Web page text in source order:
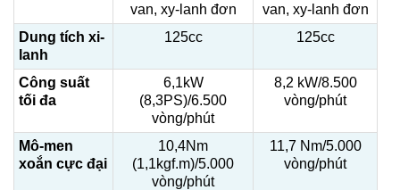
van, xy-lanh đơn
van, xy-lanh đơn
Dung tích xi-
lanh
125cc 125cc
Công suất
tối đa
6,1kW
(8,3PS)/6.500
vòng/phút
8,2 kW/8.500
vòng/phút
Mô-men
xoắn cực đại
10,4Nm
(1,1kgf.m)/5.000
vòng/phút
11,7 Nm/5.000
vòng/phút